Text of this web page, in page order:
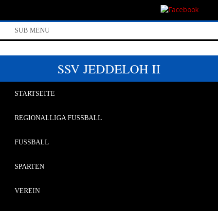
SUB MENU
SSV JEDDELOH II
STARTSEITE
REGIONALLIGA FUSSBALL
FUSSBALL
SPARTEN
VEREIN